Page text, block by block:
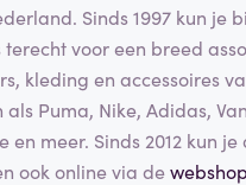
Sinds 1997 kun je
terecht voor een breed
kleding en accessoires
als Puma, Nike, Adidas,
en meer. Sinds 2012 kun je
ook online via dewebshop